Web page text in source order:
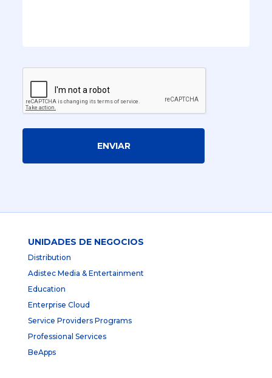
ENVIAR
UNIDADES DE NEGOCIOS
Distribution
Adistec Media & Entertainment
Education
Enterprise Cloud
Service Providers Programs
Professional Services
BeApps